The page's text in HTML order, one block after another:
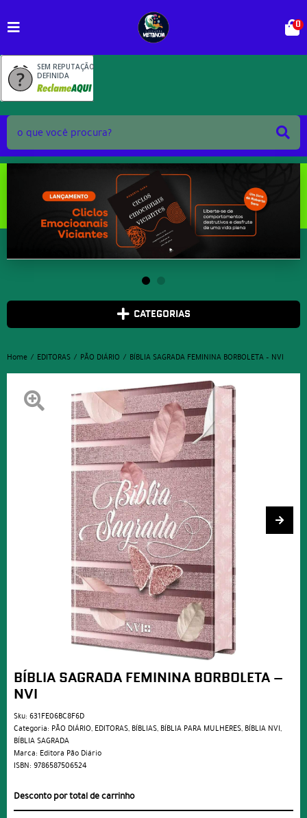
SEM REPUTAÇÃO
DEFINIDA
0
CATEGORIAS
Home EDITORAS PÃO DIÁRIO BÍBLIA SAGRADA FEMININA BORBOLETA – NVI
BÍBLIA SAGRADA FEMININA BORBOLETA –
NVI
Sku: 631FE06BC8F6D
Categoria: PÃO DIÁRIO, EDITORAS, BÍBLIAS, BÍBLIA PARA MULHERES, BÍBLIA NVI,
BÍBLIA SAGRADA
Marca: Editora Pão Diário
ISBN: 9786587506524
Desconto por total de carrinho